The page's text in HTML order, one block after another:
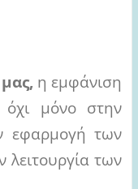
η εμφάνιση
μόνο στην
εφαρμογή των
των